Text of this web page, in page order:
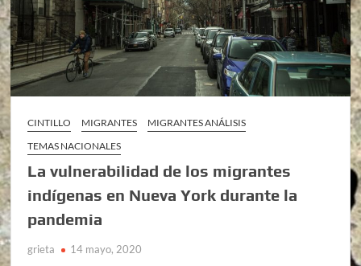
CINTILLO MIGRANTES
MIGRANTES ANÁLISIS
TEMAS NACIONALES
La vulnerabilidad de los migrantes
indígenas en Nueva York durante la
pandemia
grieta 14 mayo, 2020